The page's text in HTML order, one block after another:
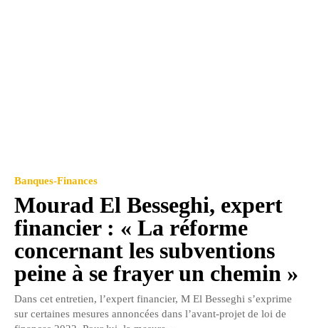
Banques-Finances
Mourad El Besseghi, expert
financier : « La réforme
concernant les subventions
peine à se frayer un chemin »
Dans cet entretien, l’expert financier, M El Besseghi s’exprime
sur certaines mesures annoncées dans l’avant-projet de loi de